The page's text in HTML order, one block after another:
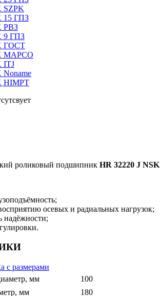
SZPK
15 ГПЗ
РВЗ
9 ГПЗ
ГОСТ
MAPCO
ITJ
Noname
HIMPT
роликовый подшипник HR 32220 J NSK
осевых и радиальных нагрузок;
надёжности;
мм
100
мм 180